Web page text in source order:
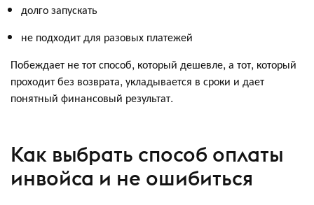
долго запускать
не подходит для разовых платежей
Побеждает не тот способ, который дешевле, а тот, который
проходит без возврата, укладывается в сроки и дает
понятный финансовый результат.
Как выбрать способ оплаты
инвойса и не ошибиться